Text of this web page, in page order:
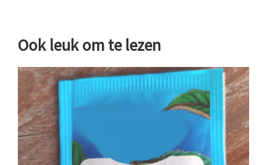
Ook leuk om te lezen